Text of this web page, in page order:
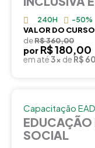
240H -50%
VALOR DO CURSO
deR$ 360,00
por R$ 180,00
em até3x de R$
Capacitação EAD
EDUCAÇÃO
SOCIAL